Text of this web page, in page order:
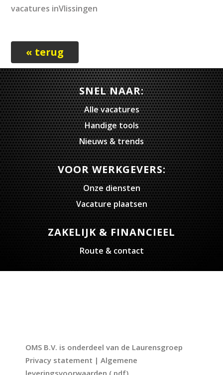
vacatures inVlissingen
« terug
SNEL NAAR:
Alle vacatures
Handige tools
Nieuws & trends
VOOR WERKGEVERS:
Onze diensten
Vacature plaatsen
ZAKELIJK & FINANCIEEL
Route & contact
OMS B.V. is onderdeel van de Laurensgroep
Privacy statement | Algemene
leveringsvoorwaarden (.pdf)